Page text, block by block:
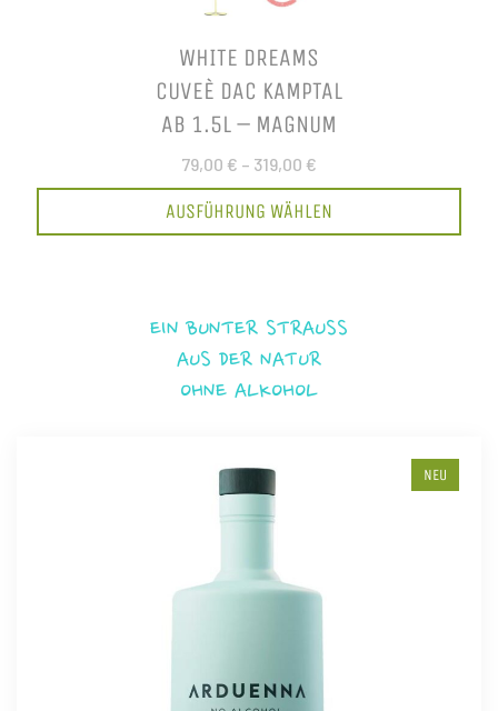
WHITE DREAMS
CUVEÈ DAC KAMPTAL
AB 1.5L – MAGNUM
79,00 € – 319,00 €
AUSFÜHRUNG WÄHLEN
EIN BUNTER STRAUSS
AUS DER NATUR
OHNE ALKOHOL
NEU